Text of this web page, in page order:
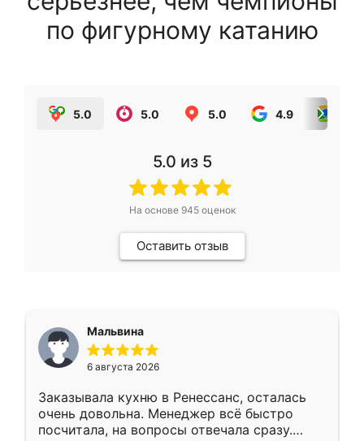
по фигурному катанию
5.0 5.0 5.0 4.9
5.0 из 5
На основе 945оценок
Оставить отзыв
Мальвина
6 августа 2026
Заказывала кухню в Ренессанс, осталась
очень довольна. Менеджер всё быстро
посчитала, на вопросы отвечала сразу.